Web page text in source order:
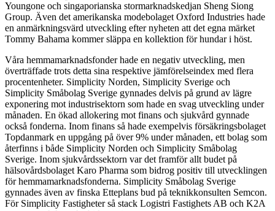
Youngone och singaporianska stormarknadskedjan Sheng Siong
Group. Även det amerikanska modebolaget Oxford Industries hade
en anmärkningsvärd utveckling efter nyheten att det egna märket
Tommy Bahama kommer släppa en kollektion för hundar i höst.
Våra hemmamarknadsfonder hade en negativ utveckling, men
överträffade trots detta sina respektive jämförelseindex med flera
procentenheter. Simplicity Norden, Simplicity Sverige och
Simplicity Småbolag Sverige gynnades delvis på grund av lägre
exponering mot industrisektorn som hade en svag utveckling under
månaden. En ökad allokering mot finans och sjukvård gynnade
också fonderna. Inom finans så hade exempelvis försäkringsbolaget
Topdanmark en uppgång på över9% under månaden, ett bolag som
återfinns i både Simplicity Norden och Simplicity Småbolag
Sverige. Inom sjukvårdssektorn var det framför allt budet på
hälsovårdsbolaget Karo Pharma som bidrog positiv till utvecklingen
för hemmamarknadsfonderna. Simplicity Småbolag Sverige
gynnades även av finska Etteplans bud på teknikkonsulten Semcon.
För Simplicity Fastigheter så stack Logistri Fastighets AB och K2A